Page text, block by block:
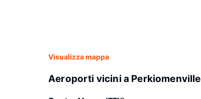
Visualizza mappa
Aeroporti vicini a Perkiomenville